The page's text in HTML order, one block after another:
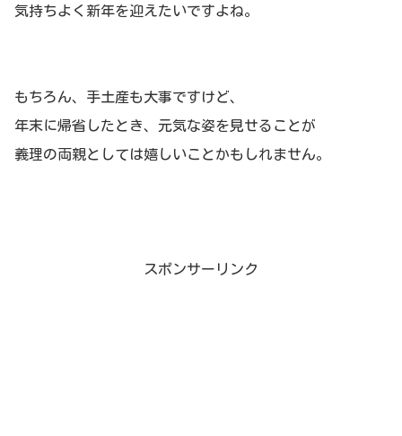
気持ちよく新年を迎えたいですよね。
もちろん、手土産も大事ですけど、
年末に帰省したとき、元気な姿を見せることが
義理の両親としては嬉しいことかもしれません。
スポンサーリンク